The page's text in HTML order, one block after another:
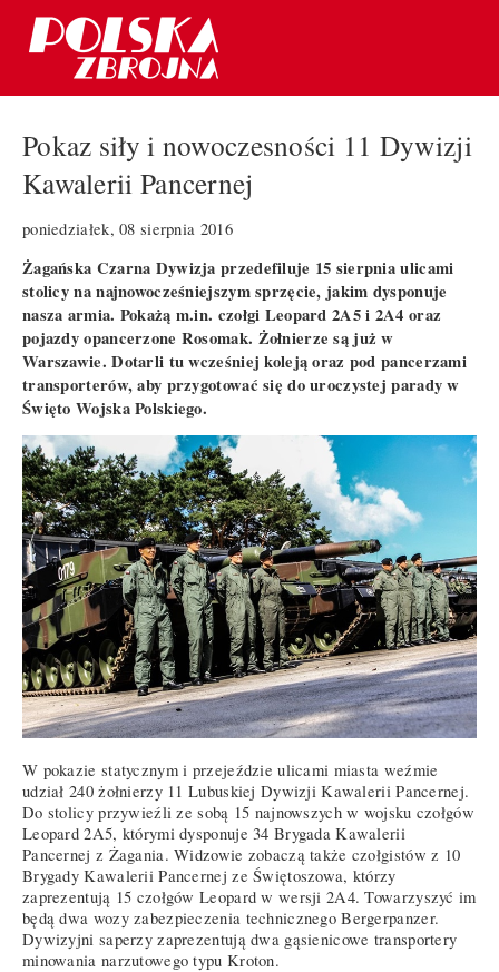
Pokaz siły i nowoczesności 11 Dywizji
Kawalerii Pancernej
poniedziałek, 08 sierpnia 2016
Żagańska Czarna Dywizja przedefiluje 15 sierpnia ulicami
stolicy na najnowocześniejszym sprzęcie, jakim dysponuje
nasza armia. Pokażą m.in. czołgi Leopard 2A5 i 2A4 oraz
pojazdy opancerzone Rosomak. Żołnierze są już w
Warszawie. Dotarli tu wcześniej koleją oraz pod pancerzami
transporterów, aby przygotować się do uroczystej parady w
Święto Wojska Polskiego.
W pokazie statycznym i przejeździe ulicami miasta weźmie
udział 240 żołnierzy 11 Lubuskiej Dywizji Kawalerii Pancernej.
Do stolicy przywieźli ze sobą 15 najnowszych w wojsku czołgów
Leopard 2A5, którymi dysponuje 34 Brygada Kawalerii
Pancernej z Żagania. Widzowie zobaczą także czołgistów z 10
Brygady Kawalerii Pancernej ze Świętoszowa, którzy
zaprezentują 15 czołgów Leopard w wersji 2A4. Towarzyszyć im
będą dwa wozy zabezpieczenia technicznego Bergerpanzer.
Dywizyjni saperzy zaprezentują dwa gąsienicowe transportery
minowania narzutowego typu Kroton.